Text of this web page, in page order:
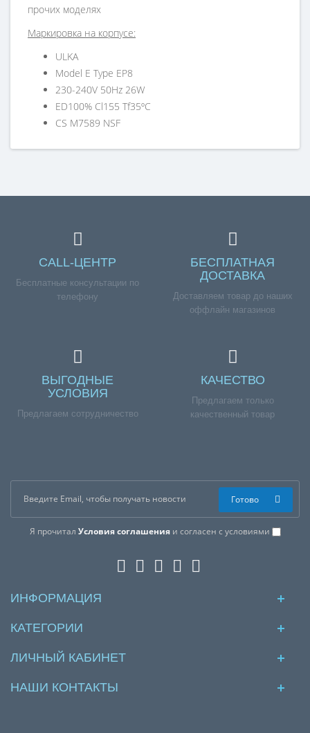
прочих моделях
Маркировка на корпусе:
ULKA
Model E Type EP8
230-240V 50Hz 26W
ED100% Cl155 Tf35ºC
CS M7589 NSF
обращайтесь к нашим менеджерам по номеру
телефона +7 (960) 579-09-09.
CALL-ЦЕНТР
Бесплатные консультации по
телефону
БЕСПЛАТНАЯ
ДОСТАВКА
Доставляем товар до наших
оффлайн магазинов
ВЫГОДНЫЕ
УСЛОВИЯ
Предлагаем сотрудничество
КАЧЕСТВО
Предлагаем только
качественный товар
Я прочитал Условия соглашенияи согласен с условиями
Готово
ИНФОРМАЦИЯ
КАТЕГОРИИ
ЛИЧНЫЙ КАБИНЕТ
НАШИ КОНТАКТЫ